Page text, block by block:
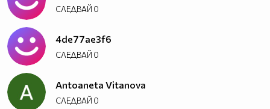
СЛЕДВАЙ 0
4de77ae3f6
СЛЕДВАЙ 0
Antoaneta Vitanova
СЛЕДВАЙ 0